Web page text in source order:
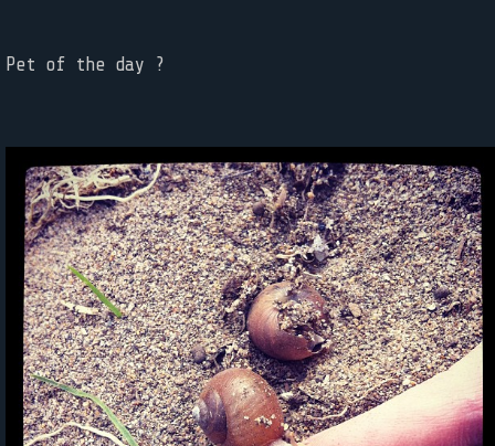
Pet of the day ?